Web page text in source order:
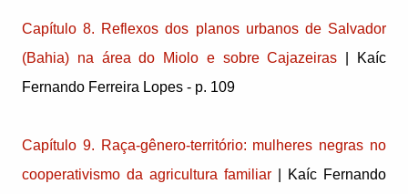
Capítulo 8. Reflexos dos planos urbanos de Salvador
(Bahia) na área do Miolo e sobre Cajazeiras | Kaíc
Fernando Ferreira Lopes - p. 109
Capítulo 9. Raça-gênero-território: mulheres negras no
cooperativismo da agricultura familiar | Kaíc Fernando